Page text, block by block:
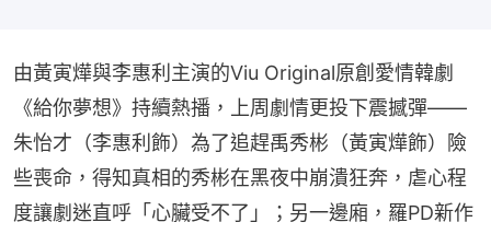
由黃寅燁與李惠利主演的Viu Original原創愛情韓劇
《給你夢想》持續熱播，上周劇情更投下震撼彈——
朱怡才（李惠利飾）為了追趕禹秀彬（黃寅燁飾）險
些喪命，得知真相的秀彬在黑夜中崩潰狂奔，虐心程
度讓劇迷直呼「心臟受不了」；另一邊廂，羅PD新作